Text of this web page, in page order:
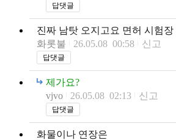
답댓글
진짜 남탓 오지고요 면허 시험
화롯불
26.05.08 00:58 신고
답댓글
제가요?
vjvo
26.05.08 02:13 신고
답댓글
화물이나 연장은